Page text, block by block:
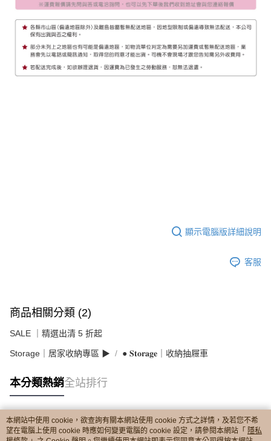
顯示電腦版詳細說明
客服
商品相關分類 (2)
SALE ｜精選出清 5 折起
Storage｜居家收納專區 ▶︎ ● 𝐒𝐭𝐨𝐫𝐚𝐠𝐞｜收納抽屜車
本分類熱銷全站排行
熱門標籤
本網站中使用 cookie，欲查詢有關本網站使用 cookie 方式之詳情，及若您不希
望在電腦上使用 cookie 時應如何變更電腦的 cookie 設定，請參閱本網站「 隱私